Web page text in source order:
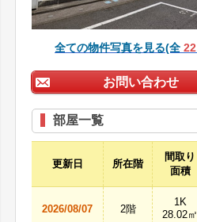
全ての物件写真を見る(全 22
お問い合わせ
部屋一覧
更新日 所在階
間取り
面積
2026/08/07 2階
1K
28.02㎡